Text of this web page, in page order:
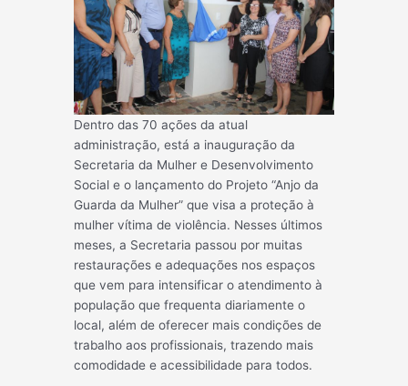
Dentro das 70 ações da atual
administração, está a inauguração da
Secretaria da Mulher e Desenvolvimento
Social e o lançamento do Projeto “Anjo da
Guarda da Mulher” que visa a proteção à
mulher vítima de violência. Nesses últimos
meses, a Secretaria passou por muitas
restaurações e adequações nos espaços
que vem para intensificar o atendimento à
população que frequenta diariamente o
local, além de oferecer mais condições de
trabalho aos profissionais, trazendo mais
comodidade e acessibilidade para todos.